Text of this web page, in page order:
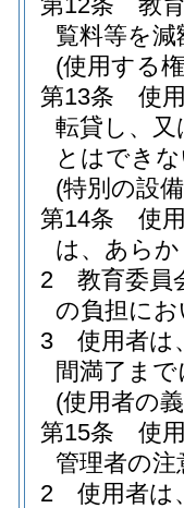
覧料等を
(使用する
第13条
使
転貸し、
とはでき
(特別の設
第14条
使
は、あら
2
教育委員
の負担に
3
使用者は
間満了ま
(使用者の
第15条
使
管理者の
2
使用者は